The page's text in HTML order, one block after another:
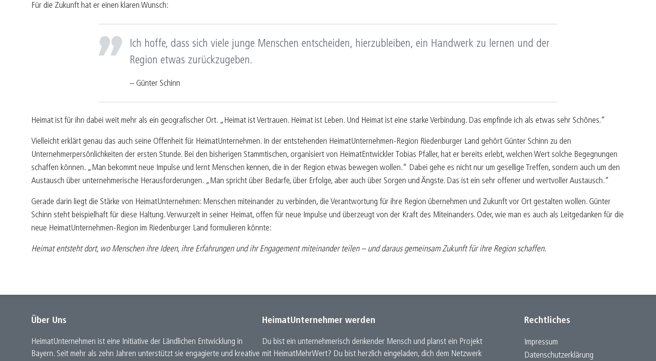
Für die Zukunft hat er einen klaren Wunsch:
Ich hoffe, dass sich viele junge Menschen entscheiden, hierzubleiben, ein Handwerk zu lernen und der
Region etwas zurückzugeben.
– Günter Schinn
Heimat ist für ihn dabei weit mehr als ein geografischer Ort. „Heimat ist Vertrauen. Heimat ist Leben. Und Heimat ist eine starke Verbindung. Das empfinde ich als etwas sehr Schönes.“
Vielleicht erklärt genau das auch seine Offenheit für HeimatUnternehmen. In der entstehenden HeimatUnternehmen-Region Riedenburger Land gehört Günter Schinn zu den
Unternehmerpersönlichkeiten der ersten Stunde. Bei den bisherigen Stammtischen, organisiert von HeimatEntwickler Tobias Pfaller, hat er bereits erlebt, welchen Wert solche Begegnungen
schaffen können. „Man bekommt neue Impulse und lernt Menschen kennen, die in der Region etwas bewegen wollen.“ Dabei gehe es nicht nur um gesellige Treffen, sondern auch um den
Austausch über unternehmerische Herausforderungen. „Man spricht über Bedarfe, über Erfolge, aber auch über Sorgen und Ängste. Das ist ein sehr offener und wertvoller Austausch.“
Gerade darin liegt die Stärke von HeimatUnternehmen: Menschen miteinander zu verbinden, die Verantwortung für ihre Region übernehmen und Zukunft vor Ort gestalten wollen. Günter
Schinn steht beispielhaft für diese Haltung. Verwurzelt in seiner Heimat, offen für neue Impulse und überzeugt von der Kraft des Miteinanders. Oder, wie man es auch als Leitgedanken für die
neue HeimatUnternehmen-Region im Riedenburger Land formulieren könnte:
Heimat entsteht dort, wo Menschen ihre Ideen, ihre Erfahrungen und ihr Engagement miteinander teilen – und daraus gemeinsam Zukunft für ihre Region schaffen.
Über Uns
HeimatUnternehmen ist eine Initiative der Ländlichen Entwicklung in
Bayern. Seit mehr als zehn Jahren unterstützt sie engagierte und kreative
HeimatUnternehmer werden
Du bist ein unternehmerisch denkender Mensch und planst ein Projekt
mit HeimatMehrWert? Du bist herzlich eingeladen, dich dem Netzwerk
Rechtliches
Impressum
Datenschutz­erklärung